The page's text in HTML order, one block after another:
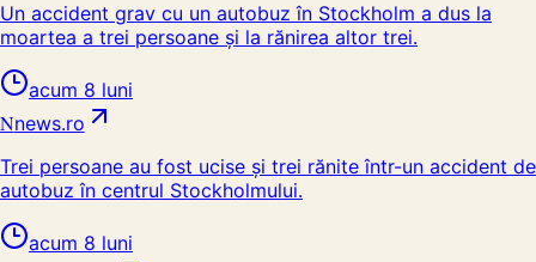
Un accident grav cu un autobuz în Stockholm a dus la
moartea a trei persoane și la rănirea altor trei.
acum 8 luni
Nnews.ro
Trei persoane au fost ucise și trei rănite într-un accident de
autobuz în centrul Stockholmului.
acum 8 luni